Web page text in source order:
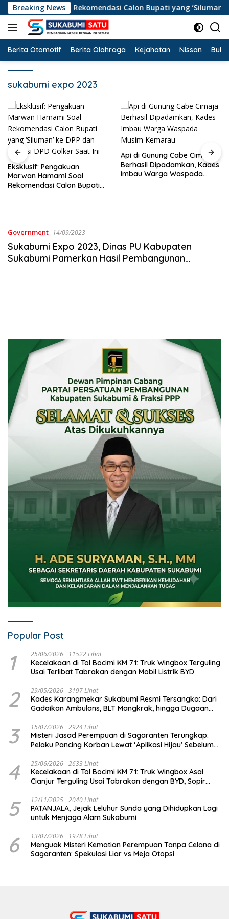
Langsung
ke
konten
Breaking News
Hamami Soal Rekomendasi Calon Bupati yang ‘Siluman’ ke
Berita Otomotif Berita Olahraga Kejahatan Nissan
sukabumi expo 2023
Eksklusif: Pengakuan
Marwan Hamami Soal
Rekomendasi Calon Bupati
Api di Gunung Cabe Cimaja
Berhasil Dipadamkan, Kades
Imbau Warga Waspada
Government 14/09/2023
Sukabumi Expo 2023, Dinas PU Kabupaten
Sukabumi Pamerkan Hasil Pembangunan
Popular Post
1 25/06/2026 11522 Lihat
Kecelakaan di Tol Bocimi KM 71: Truk Wingbox Terguling
Usai Terlibat Tabrakan dengan Mobil Listrik BYD
2 29/05/2026 3197 Lihat
Kades Karangmekar Sukabumi Resmi Tersangka: Dari
Gadaikan Ambulans, BLT Mangkrak, hingga Dugaan
3 15/07/2026 2924 Lihat
Misteri Jasad Perempuan di Sagaranten Terungkap:
Pelaku Pancing Korban Lewat ‘Aplikasi Hijau’ Sebelum
4 25/06/2026 2633 Lihat
Kecelakaan di Tol Bocimi KM 71: Truk Wingbox Asal
Cianjur Terguling Usai Tabrakan dengan BYD, Sopir
5 12/11/2025 2040 Lihat
PATANJALA, Jejak Leluhur Sunda yang Dihidupkan Lagi
untuk Menjaga Alam Sukabumi
6 13/07/2026 1978 Lihat
Menguak Misteri Kematian Perempuan Tanpa Celana di
Sagaranten: Spekulasi Liar vs Meja Otopsi